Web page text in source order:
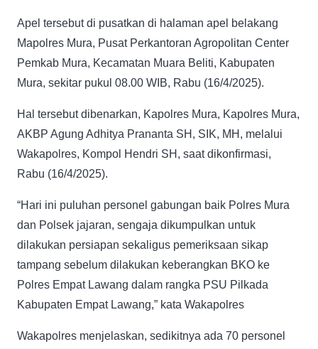
Apel tersebut di pusatkan di halaman apel belakang
Mapolres Mura, Pusat Perkantoran Agropolitan Center
Pemkab Mura, Kecamatan Muara Beliti, Kabupaten
Mura, sekitar pukul 08.00 WIB, Rabu (16/4/2025).
Hal tersebut dibenarkan, Kapolres Mura, Kapolres Mura,
AKBP Agung Adhitya Prananta SH, SIK, MH, melalui
Wakapolres, Kompol Hendri SH, saat dikonfirmasi,
Rabu (16/4/2025).
“Hari ini puluhan personel gabungan baik Polres Mura
dan Polsek jajaran, sengaja dikumpulkan untuk
dilakukan persiapan sekaligus pemeriksaan sikap
tampang sebelum dilakukan keberangkan BKO ke
Polres Empat Lawang dalam rangka PSU Pilkada
Kabupaten Empat Lawang,” kata Wakapolres
Wakapolres menjelaskan, sedikitnya ada 70 personel